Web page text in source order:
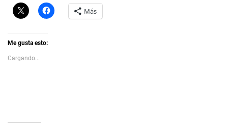
C
l
k
t
s
h
e
H
a Más
Me gusta esto:
Cargando...